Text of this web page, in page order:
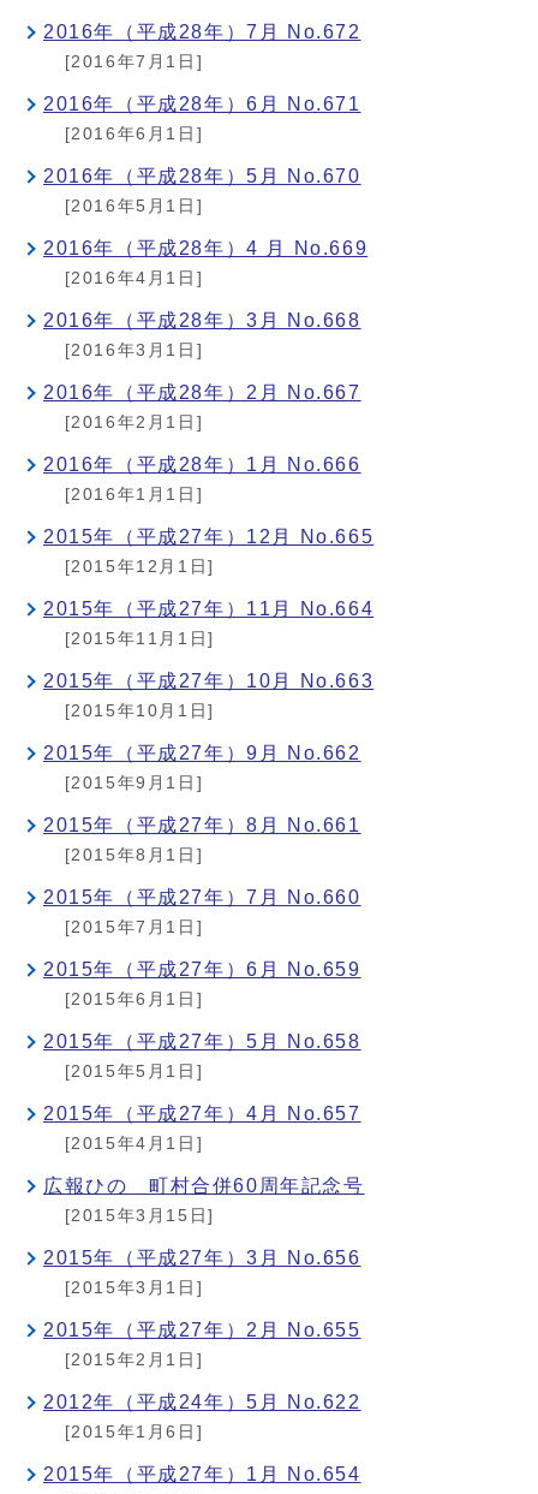
2016年（平成28年）7月 No.672
[2016年7月1日]
2016年（平成28年）6月 No.671
[2016年6月1日]
2016年（平成28年）5月 No.670
[2016年5月1日]
2016年（平成28年）4 月 No.669
[2016年4月1日]
2016年（平成28年）3月 No.668
[2016年3月1日]
2016年（平成28年）2月 No.667
[2016年2月1日]
2016年（平成28年）1月 No.666
[2016年1月1日]
2015年（平成27年）12月 No.665
[2015年12月1日]
2015年（平成27年）11月 No.664
[2015年11月1日]
2015年（平成27年）10月 No.663
[2015年10月1日]
2015年（平成27年）9月 No.662
[2015年9月1日]
2015年（平成27年）8月 No.661
[2015年8月1日]
2015年（平成27年）7月 No.660
[2015年7月1日]
2015年（平成27年）6月 No.659
[2015年6月1日]
2015年（平成27年）5月 No.658
[2015年5月1日]
2015年（平成27年）4月 No.657
[2015年4月1日]
広報ひの 町村合併60周年記念号
[2015年3月15日]
2015年（平成27年）3月 No.656
[2015年3月1日]
2015年（平成27年）2月 No.655
[2015年2月1日]
2012年（平成24年）5月 No.622
[2015年1月6日]
2015年（平成27年）1月 No.654